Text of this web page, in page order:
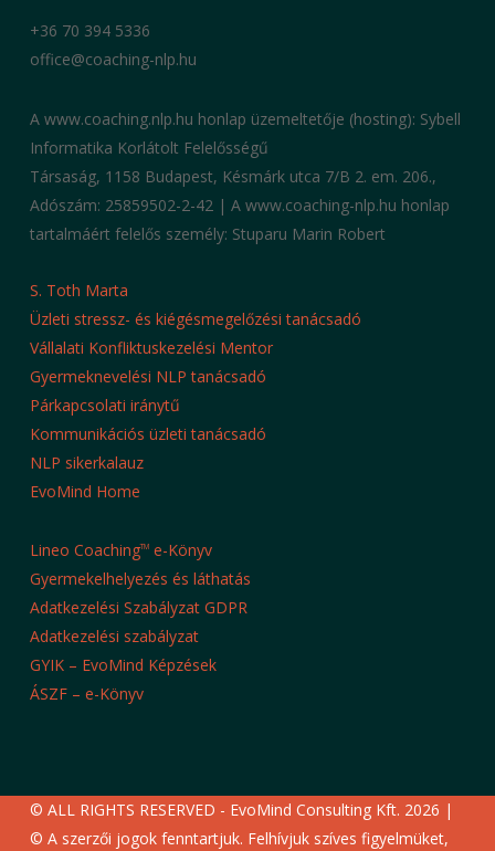
+36 70 394 5336
office@coaching-nlp.hu
A www.coaching.nlp.hu honlap üzemeltetője (hosting): Sybell
Informatika Korlátolt Felelősségű
Társaság, 1158 Budapest, Késmárk utca 7/B 2. em. 206.,
Adószám: 25859502-2-42 | A www.coaching-nlp.hu honlap
tartalmáért felelős személy: Stuparu Marin Robert
S. Toth Marta
Üzleti stressz- és kiégésmegelőzési tanácsadó
Vállalati Konfliktuskezelési Mentor
Gyermeknevelési NLP tanácsadó
Párkapcsolati iránytű
Kommunikációs üzleti tanácsadó
NLP sikerkalauz
EvoMind Home
Lineo CoachingTMe-Könyv
Gyermekelhelyezés és láthatás
Adatkezelési Szabályzat GDPR
Adatkezelési szabályzat
GYIK – EvoMind Képzések
ÁSZF – e-Könyv
© ALL RIGHTS RESERVED - EvoMind Consulting Kft. 2026 |
© A szerzői jogok fenntartjuk. Felhívjuk szíves figyelmüket,